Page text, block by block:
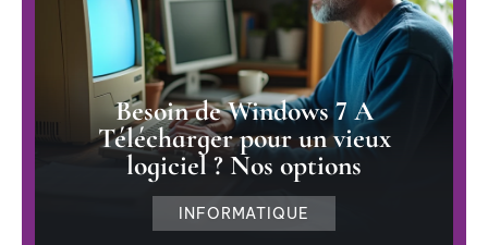
Besoin de Windows 7 A
Télécharger pour un vieux
logiciel ? Nos options
INFORMATIQUE